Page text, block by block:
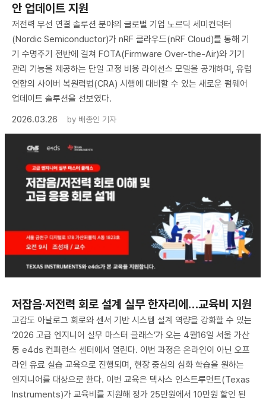
안 업데이트 지원
저전력 무선 연결 솔루션 분야의 글로벌 기업 노르딕 세미컨덕터
(Nordic Semiconductor)가 nRF 클라우드(nRF Cloud)를 통해 기
기 수명주기 전반에 걸쳐 FOTA(Firmware Over-the-Air)와 기기
관리 기능을 제공하는 단일 고정 비용 라이선스 모델을 공개하며, 유럽
연합의 사이버 복원력법(CRA) 시행에 대비할 수 있는 새로운 펌웨어
업데이트 솔루션을 선보였다.
2026.03.26
by 배종인 기자
저잡음·저전력 회로 설계 실무 한자리에…교육비 지원
고감도 아날로그 회로와 센서 기반 시스템 설계 역량을 강화할 수 있는
‘2026 고급 엔지니어 실무 마스터 클래스’가 오는 4월16일 서울 가산
동 e4ds 컨퍼런스 센터에서 열린다. 이번 과정은 온라인이 아닌 오프
라인 유료 실습 교육으로 진행되며, 현장 중심의 심화 학습을 원하는
엔지니어를 대상으로 한다. 이번 교육은 텍사스 인스트루먼트(Texas
Instruments)가 교육비를 지원해 정가 25만원에서 10만원 할인 된